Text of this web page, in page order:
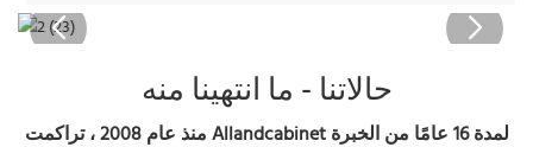
حالاتنا - ما انتهينا منه
منذ عام 2008 ، تراكمت Allandcabinet لمدة 16 عامًا من الخبرة